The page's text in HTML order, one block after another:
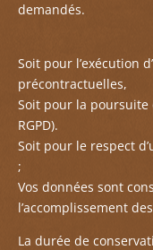
demandés.
Soit pour l’exécution
précontractuelles,
Soit pour la poursuite
RGPD).
Soit pour le respect
;
Vos données sont
l’accomplissement
La durée de